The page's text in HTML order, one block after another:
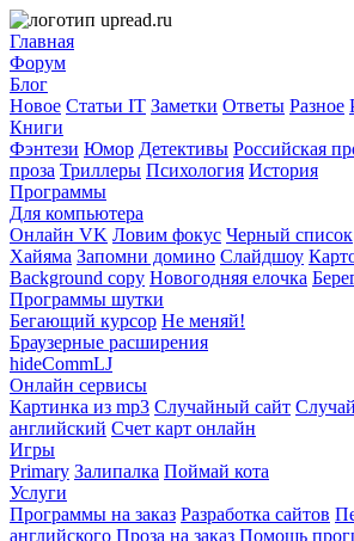
Главная
Форум
Блог
Новое Статьи IT Заметки Ответы Разное
Книги
Фэнтези Юмор Детективы Российская
проза Триллеры Психология История
Программы
Для компьютера
Онлайн VK Ловим фокус Черный список
Хайяма Запомни домино Слайдшоу
Background copy Новогодняя елочка
Программы шутки
Бегающий курсор Не меняй!
Браузерные расширения
hideCommLJ
Онлайн сервисы
Картинка из mp3 Случайный сайт
английский Счет карт онлайн
Игры
Primary Залипалка Поймай кота
Услуги
Программы на заказ Разработка сайтов
английского Проза на заказ Помощь